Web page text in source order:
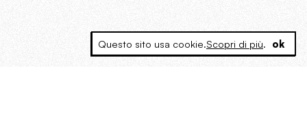
Questo sito usa cookie.Scopri di più. ok